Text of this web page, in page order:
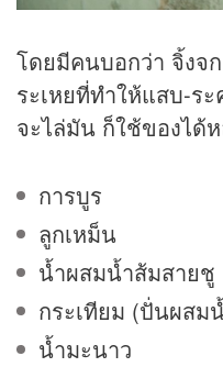
โดยมีคนบอกว่า จิ้งจ
ระเหยที่ทำให้แสบ-ร
จะไล่มัน ก็ใช้ของได้
การบูร
ลูกเหม็น
น้ำผสมน้ำส้มสายชู
กระเทียม (ปั่นผสม
น้ำมะนาว